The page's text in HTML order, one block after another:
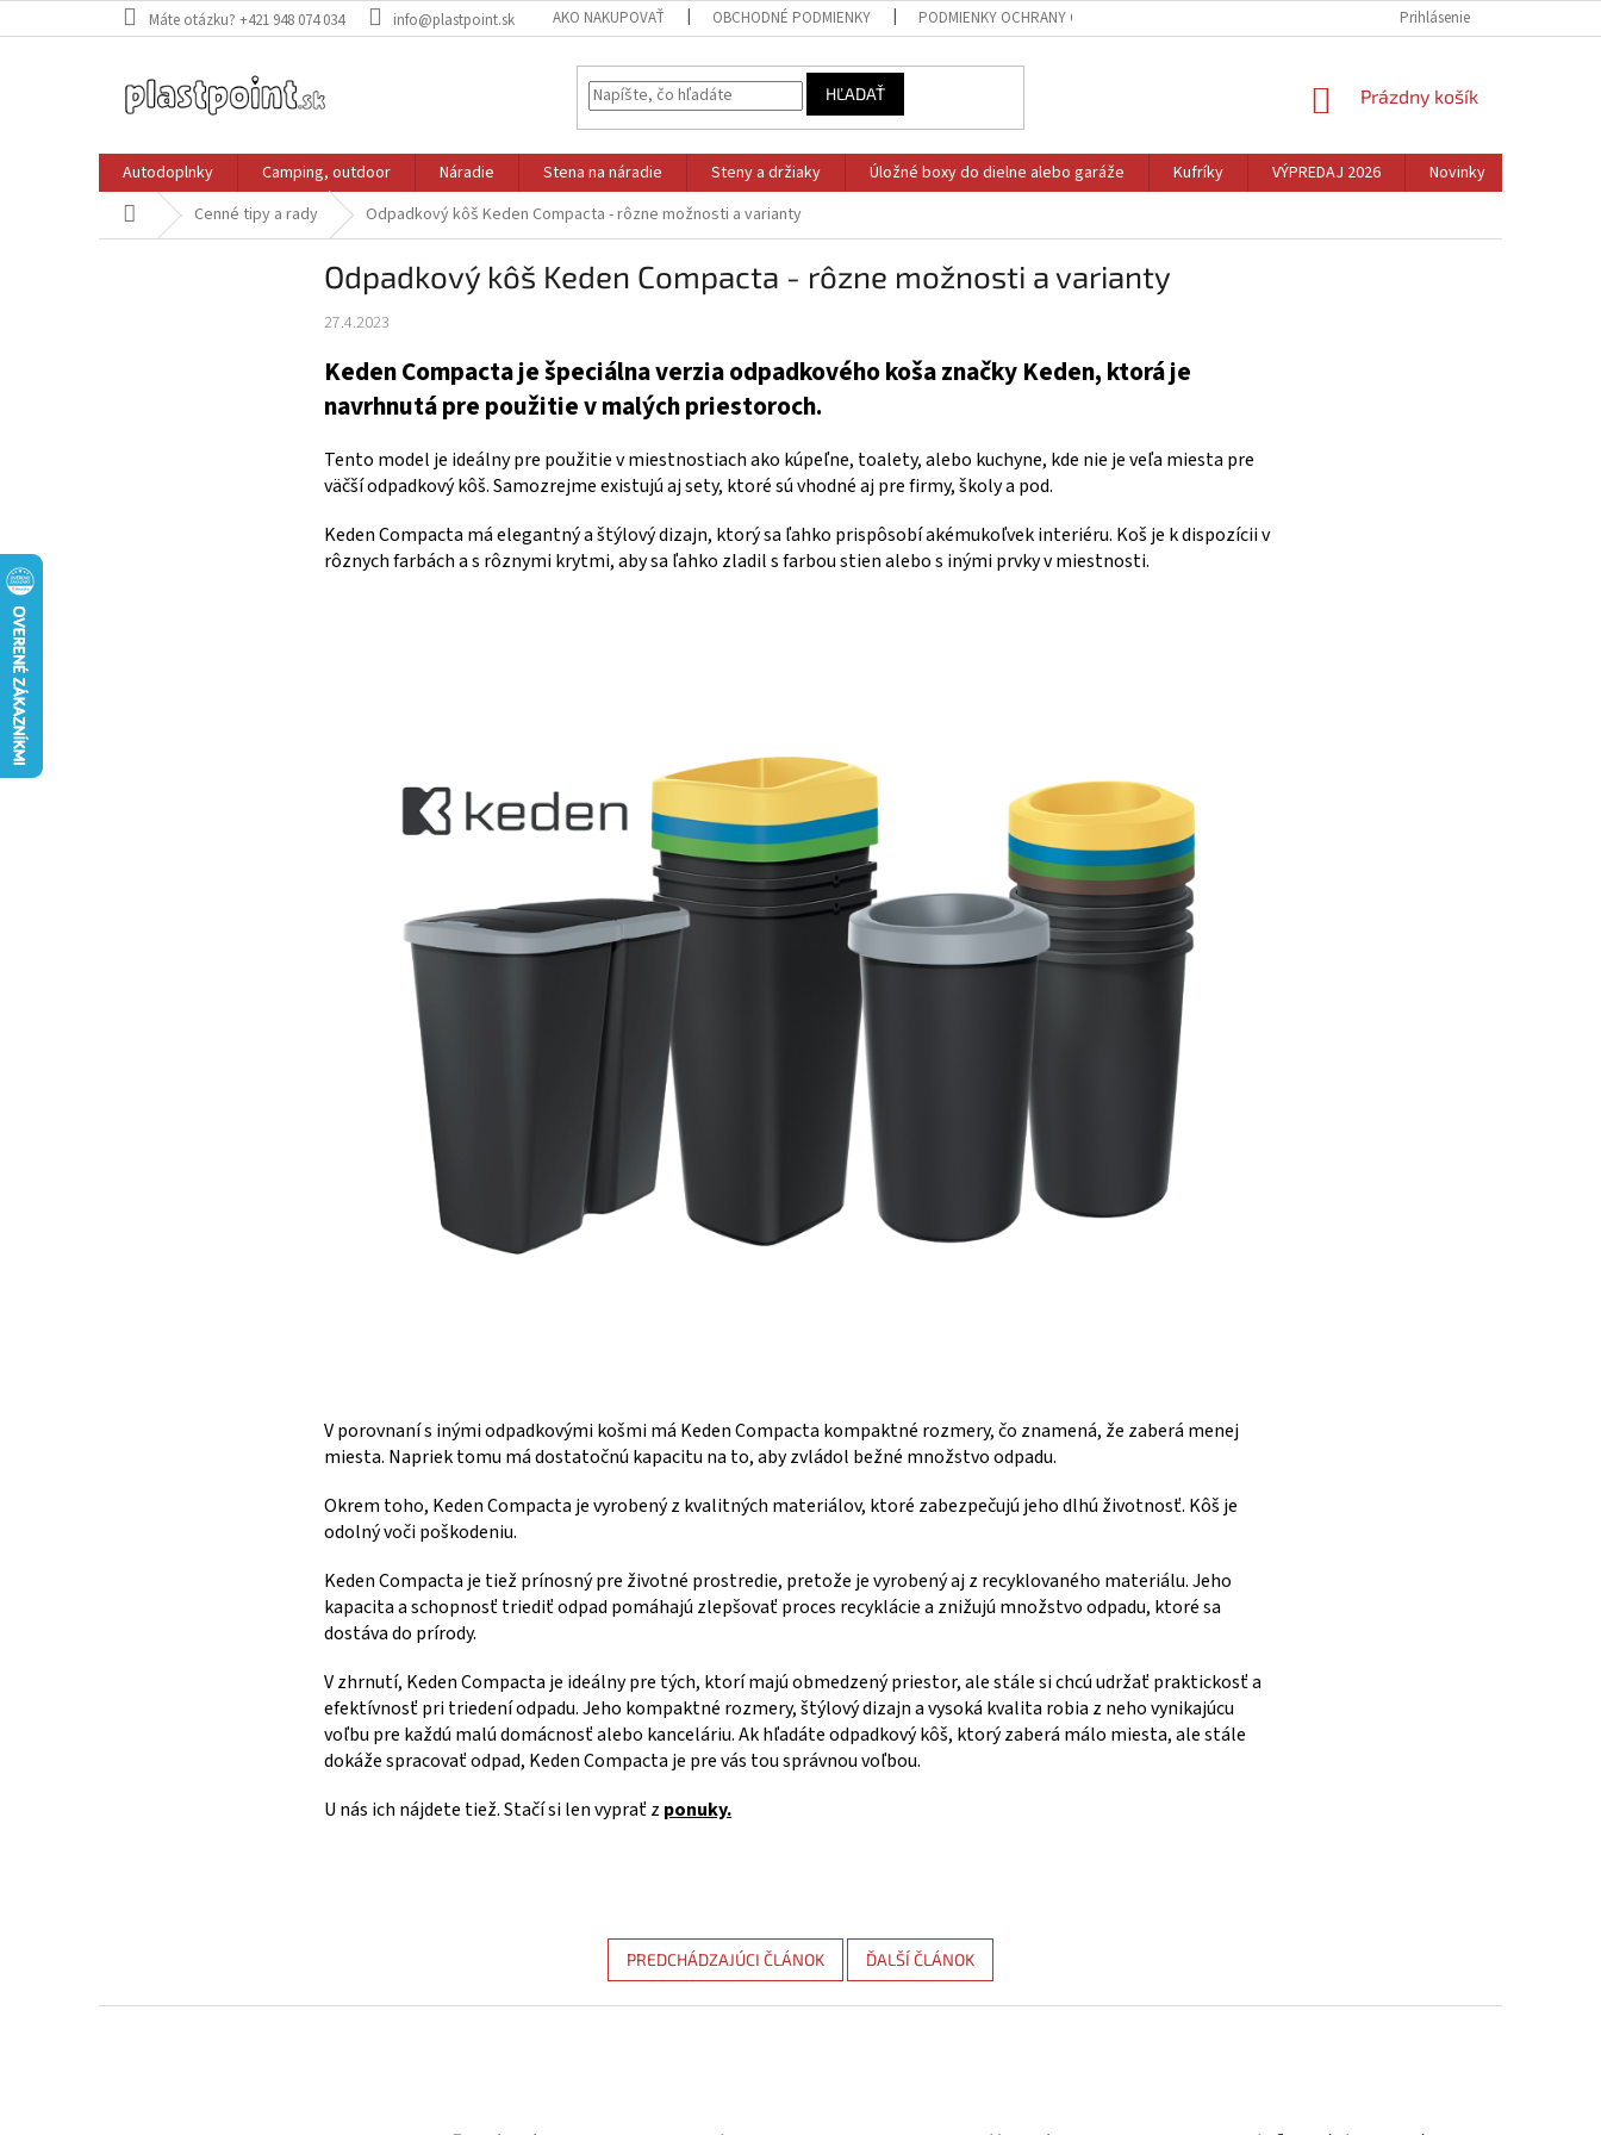
na
Máte otázku? +421 948 074 034 info@plastpoint.sk AKO NAKUPOVAŤ OBCHODNÉ PODMIENKY PODMIENKY OCHRANY OSOBNÝCH ÚDAJOV REKLAMÁCIA A VRÁTENIE TOVARU
Prihlásenie
HĽADAŤ
NÁKUPNÝ
Prázdny košík
Autodoplnky Camping, outdoor Náradie Stena na náradie Steny a držiaky Úložné boxy do dielne alebo garáže Kufríky VÝPREDAJ 2026 Novinky
Domov Cenné tipy a rady Odpadkový kôš Keden Compacta - rôzne možnosti a varianty
Odpadkový kôš Keden Compacta - rôzne možnosti a varianty
27.4.2023
Keden Compacta je špeciálna verzia odpadkového koša značky Keden, ktorá je
navrhnutá pre použitie v malých priestoroch.
Tento model je ideálny pre použitie v miestnostiach ako kúpeľne, toalety, alebo kuchyne, kde nie je veľa miesta pre
väčší odpadkový kôš. Samozrejme existujú aj sety, ktoré sú vhodné aj pre firmy, školy a pod.
Keden Compacta má elegantný a štýlový dizajn, ktorý sa ľahko prispôsobí akémukoľvek interiéru. Koš je k dispozícii v
rôznych farbách a s rôznymi krytmi, aby sa ľahko zladil s farbou stien alebo s inými prvky v miestnosti.
V porovnaní s inými odpadkovými košmi má Keden Compacta kompaktné rozmery, čo znamená, že zaberá menej
miesta. Napriek tomu má dostatočnú kapacitu na to, aby zvládol bežné množstvo odpadu.
Okrem toho, Keden Compacta je vyrobený z kvalitných materiálov, ktoré zabezpečujú jeho dlhú životnosť. Kôš je
odolný voči poškodeniu.
Keden Compacta je tiež prínosný pre životné prostredie, pretože je vyrobený aj z recyklovaného materiálu. Jeho
kapacita a schopnosť triediť odpad pomáhajú zlepšovať proces recyklácie a znižujú množstvo odpadu, ktoré sa
dostáva do prírody.
V zhrnutí, Keden Compacta je ideálny pre tých, ktorí majú obmedzený priestor, ale stále si chcú udržať praktickosť a
efektívnosť pri triedení odpadu. Jeho kompaktné rozmery, štýlový dizajn a vysoká kvalita robia z neho vynikajúcu
voľbu pre každú malú domácnosť alebo kanceláriu. Ak hľadáte odpadkový kôš, ktorý zaberá málo miesta, ale stále
dokáže spracovať odpad, Keden Compacta je pre vás tou správnou voľbou.
U nás ich nájdete tiež. Stačí si len vyprať z ponuky.
PREDCHÁDZAJÚCI ČLÁNOK ĎALŠÍ ČLÁNOK